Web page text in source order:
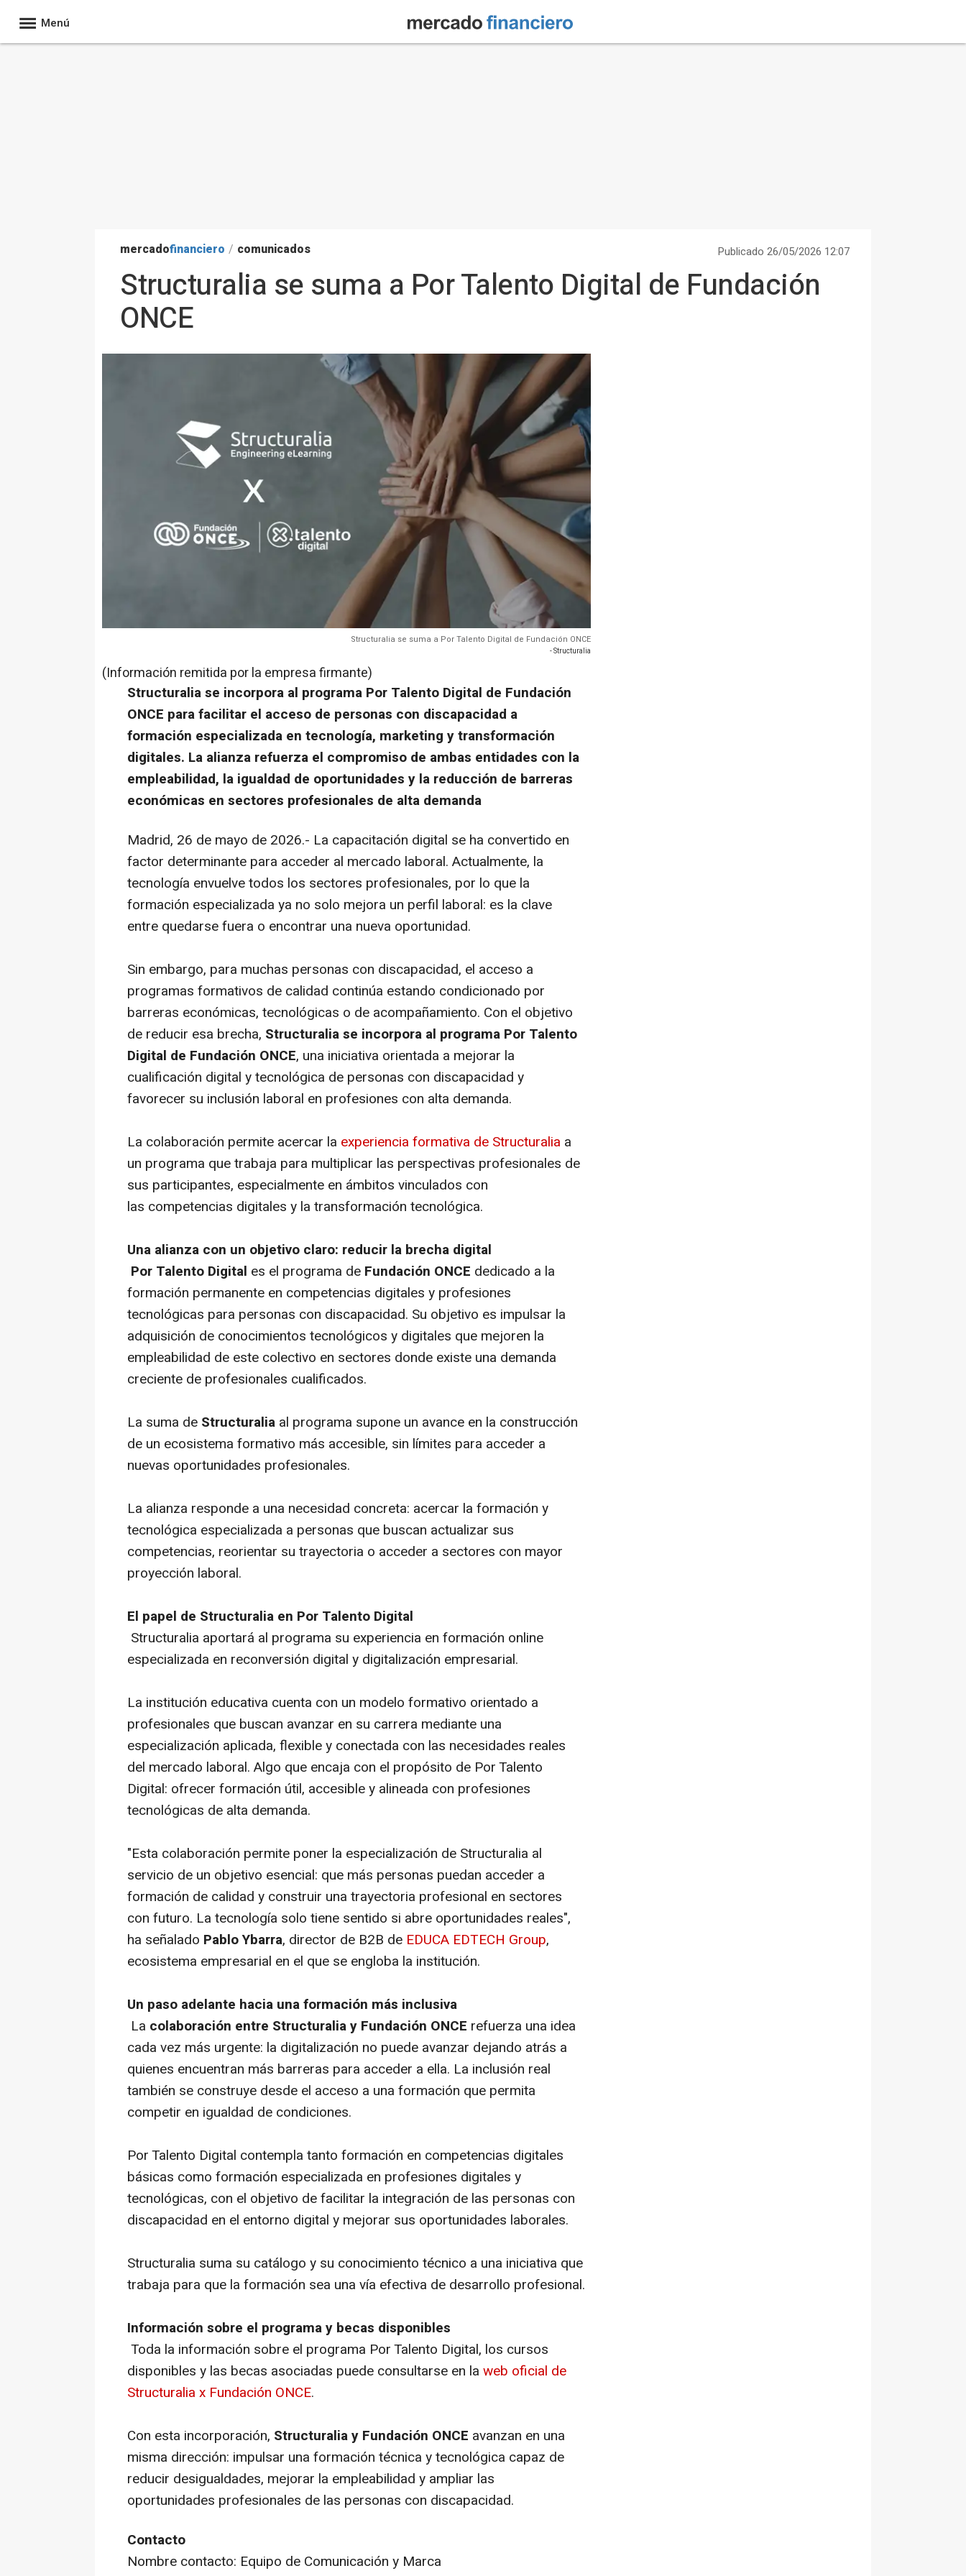
Menú
mercadofinanciero / comunicados Publicado 26/05/2026 12:07
Structuralia se suma a Por Talento Digital de Fundación
ONCE
Structuralia se suma a Por Talento Digital de Fundación ONCE
- Structuralia
(Información remitida por la empresa firmante)
Structuralia se incorpora al programa Por Talento Digital de Fundación
ONCE para facilitar el acceso de personas con discapacidad a
formación especializada en tecnología, marketing y transformación
digitales. La alianza refuerza el compromiso de ambas entidades con la
empleabilidad, la igualdad de oportunidades y la reducción de barreras
económicas en sectores profesionales de alta demanda
Madrid, 26 de mayo de 2026.- La capacitación digital se ha convertido en
factor determinante para acceder al mercado laboral. Actualmente, la
tecnología envuelve todos los sectores profesionales, por lo que la
formación especializada ya no solo mejora un perfil laboral: es la clave
entre quedarse fuera o encontrar una nueva oportunidad.
Sin embargo, para muchas personas con discapacidad, el acceso a
programas formativos de calidad continúa estando condicionado por
barreras económicas, tecnológicas o de acompañamiento. Con el objetivo
de reducir esa brecha, Structuralia se incorpora al programa Por Talento
Digital de Fundación ONCE, una iniciativa orientada a mejorar la
cualificación digital y tecnológica de personas con discapacidad y
favorecer su inclusión laboral en profesiones con alta demanda.
La colaboración permite acercar la experiencia formativa de Structuralia a
un programa que trabaja para multiplicar las perspectivas profesionales de
sus participantes, especialmente en ámbitos vinculados con
las competencias digitales y la transformación tecnológica.
Una alianza con un objetivo claro: reducir la brecha digital
Por Talento Digital es el programa de Fundación ONCE dedicado a la
formación permanente en competencias digitales y profesiones
tecnológicas para personas con discapacidad. Su objetivo es impulsar la
adquisición de conocimientos tecnológicos y digitales que mejoren la
empleabilidad de este colectivo en sectores donde existe una demanda
creciente de profesionales cualificados.
La suma de Structuralia al programa supone un avance en la construcción
de un ecosistema formativo más accesible, sin límites para acceder a
nuevas oportunidades profesionales.
La alianza responde a una necesidad concreta: acercar la formación y
tecnológica especializada a personas que buscan actualizar sus
competencias, reorientar su trayectoria o acceder a sectores con mayor
proyección laboral.
El papel de Structuralia en Por Talento Digital
Structuralia aportará al programa su experiencia en formación online
especializada en reconversión digital y digitalización empresarial.
La institución educativa cuenta con un modelo formativo orientado a
profesionales que buscan avanzar en su carrera mediante una
especialización aplicada, flexible y conectada con las necesidades reales
del mercado laboral. Algo que encaja con el propósito de Por Talento
Digital: ofrecer formación útil, accesible y alineada con profesiones
tecnológicas de alta demanda.
"Esta colaboración permite poner la especialización de Structuralia al
servicio de un objetivo esencial: que más personas puedan acceder a
formación de calidad y construir una trayectoria profesional en sectores
con futuro. La tecnología solo tiene sentido si abre oportunidades reales",
ha señalado Pablo Ybarra, director de B2B de EDUCA EDTECH Group,
ecosistema empresarial en el que se engloba la institución.
Un paso adelante hacia una formación más inclusiva
La colaboración entre Structuralia y Fundación ONCE refuerza una idea
cada vez más urgente: la digitalización no puede avanzar dejando atrás a
quienes encuentran más barreras para acceder a ella. La inclusión real
también se construye desde el acceso a una formación que permita
competir en igualdad de condiciones.
Por Talento Digital contempla tanto formación en competencias digitales
básicas como formación especializada en profesiones digitales y
tecnológicas, con el objetivo de facilitar la integración de las personas con
discapacidad en el entorno digital y mejorar sus oportunidades laborales.
Structuralia suma su catálogo y su conocimiento técnico a una iniciativa que
trabaja para que la formación sea una vía efectiva de desarrollo profesional.
Información sobre el programa y becas disponibles
Toda la información sobre el programa Por Talento Digital, los cursos
disponibles y las becas asociadas puede consultarse en la web oficial de
Structuralia x Fundación ONCE.
Con esta incorporación, Structuralia y Fundación ONCE avanzan en una
misma dirección: impulsar una formación técnica y tecnológica capaz de
reducir desigualdades, mejorar la empleabilidad y ampliar las
oportunidades profesionales de las personas con discapacidad.
Contacto
Nombre contacto: Equipo de Comunicación y Marca